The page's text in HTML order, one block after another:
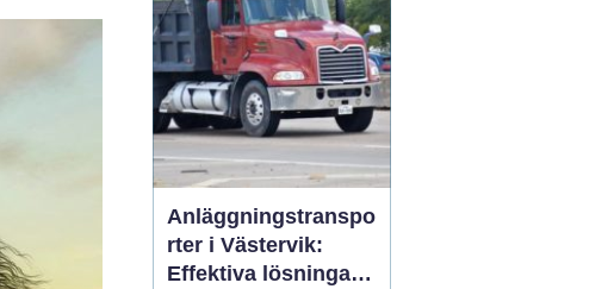
Anläggningstranspo
rter i Västervik:
Effektiva lösningar